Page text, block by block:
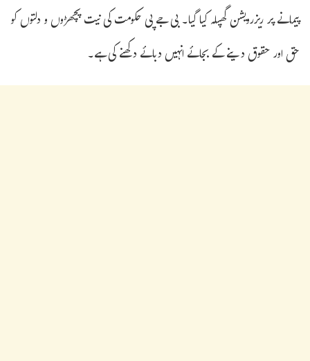
پیمانے پر ریزرویشن گھپلہ کیا گیا۔ بی جے پی حکومت کی نیت پچھڑوں و دلتوں کو
حق اور حقوق دینے کے بجائے انہیں دبائے دکھنے کی ہے۔